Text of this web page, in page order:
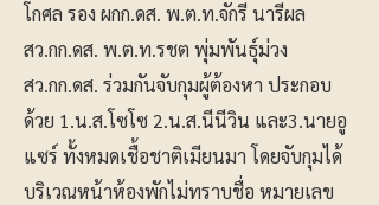
โกศล รอง ผกก.ดส. พ.ต.ท.จักรี นารีผล
สว.กก.ดส. พ.ต.ท.รชต พุ่มพันธุ์ม่วง
สว.กก.ดส. ร่วมกันจับกุมผู้ต้องหา ประกอบ
ด้วย 1.น.ส.โซโซ 2.น.ส.นีนีวิน และ3.นายอู
แซร์ ทั้งหมดเชื้อชาติเมียนมา โดยจับกุมได้
บริเวณหน้าห้องพักไม่ทราบชื่อ หมายเลข